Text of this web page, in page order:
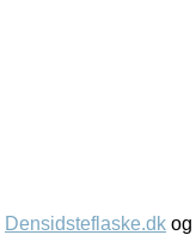
Densidsteflaske.dk og